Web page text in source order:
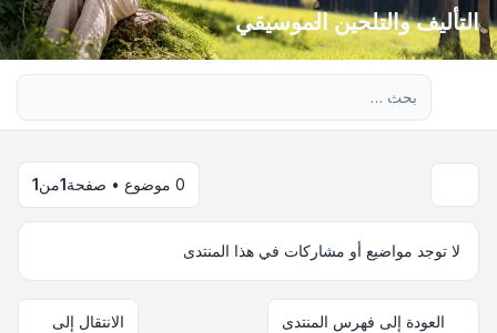
التأليف والتلحين الموسيقي
0 موضوع • صفحة 1من1
لا توجد مواضيع أو مشاركات في هذا المنتدى
العودة إلى فهرس المنتدى الانتقال إلى